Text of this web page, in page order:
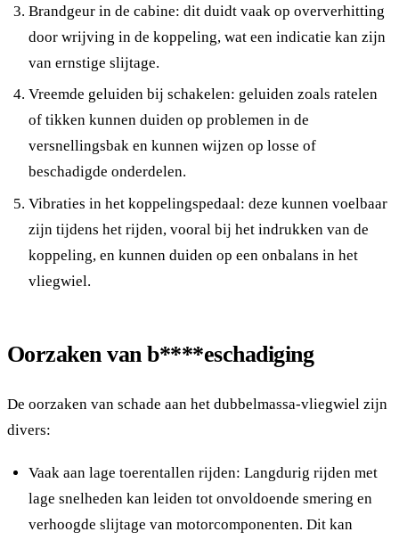
Brandgeur in de cabine: dit duidt vaak op oververhitting
door wrijving in de koppeling, wat een indicatie kan zijn
van ernstige slijtage.
Vreemde geluiden bij schakelen: geluiden zoals ratelen
of tikken kunnen duiden op problemen in de
versnellingsbak en kunnen wijzen op losse of
beschadigde onderdelen.
Vibraties in het koppelingspedaal: deze kunnen voelbaar
zijn tijdens het rijden, vooral bij het indrukken van de
koppeling, en kunnen duiden op een onbalans in het
vliegwiel.
Oorzaken van b****eschadiging
De oorzaken van schade aan het dubbelmassa-vliegwiel zijn
divers:
Vaak aan lage toerentallen rijden: Langdurig rijden met
lage snelheden kan leiden tot onvoldoende smering en
verhoogde slijtage van motorcomponenten. Dit kan